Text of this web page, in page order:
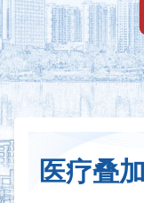
医疗叠